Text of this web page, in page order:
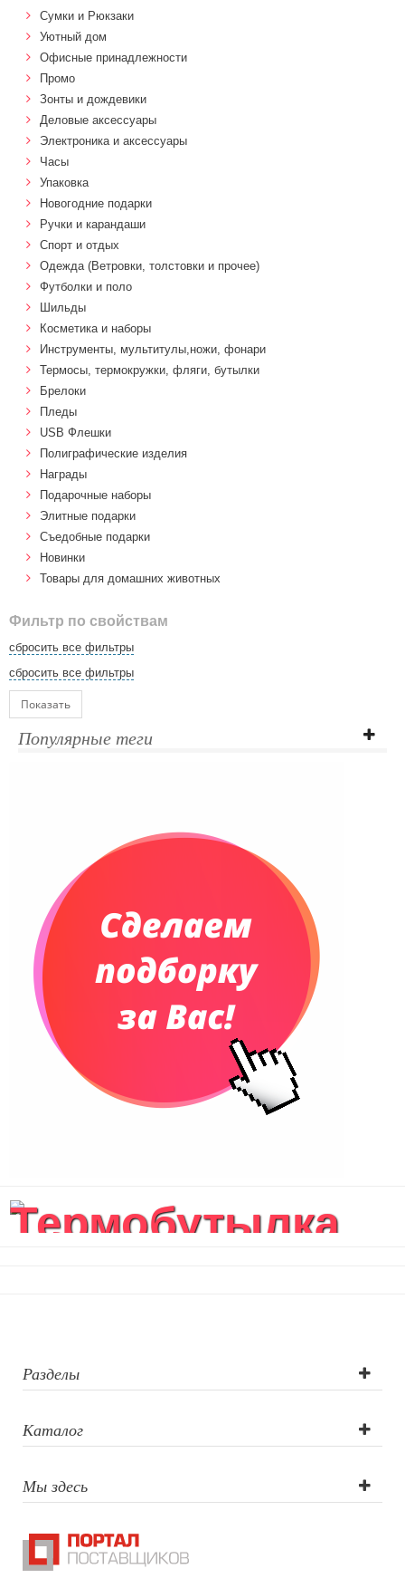
Сумки и Рюкзаки
Уютный дом
Офисные принадлежности
Промо
Зонты и дождевики
Деловые аксессуары
Электроника и аксессуары
Часы
Упаковка
Новогодние подарки
Ручки и карандаши
Спорт и отдых
Одежда (Ветровки, толстовки и прочее)
Футболки и поло
Шильды
Косметика и наборы
Инструменты, мультитулы,ножи, фонари
Термосы, термокружки, фляги, бутылки
Брелоки
Пледы
USB Флешки
Полиграфические изделия
Награды
Подарочные наборы
Элитные подарки
Cъедобные подарки
Новинки
Товары для домашних животных
Фильтр по свойствам
сбросить все фильтры
сбросить все фильтры
Показать
Популярные теги
Термобутылка
Разделы
Каталог
Мы здесь